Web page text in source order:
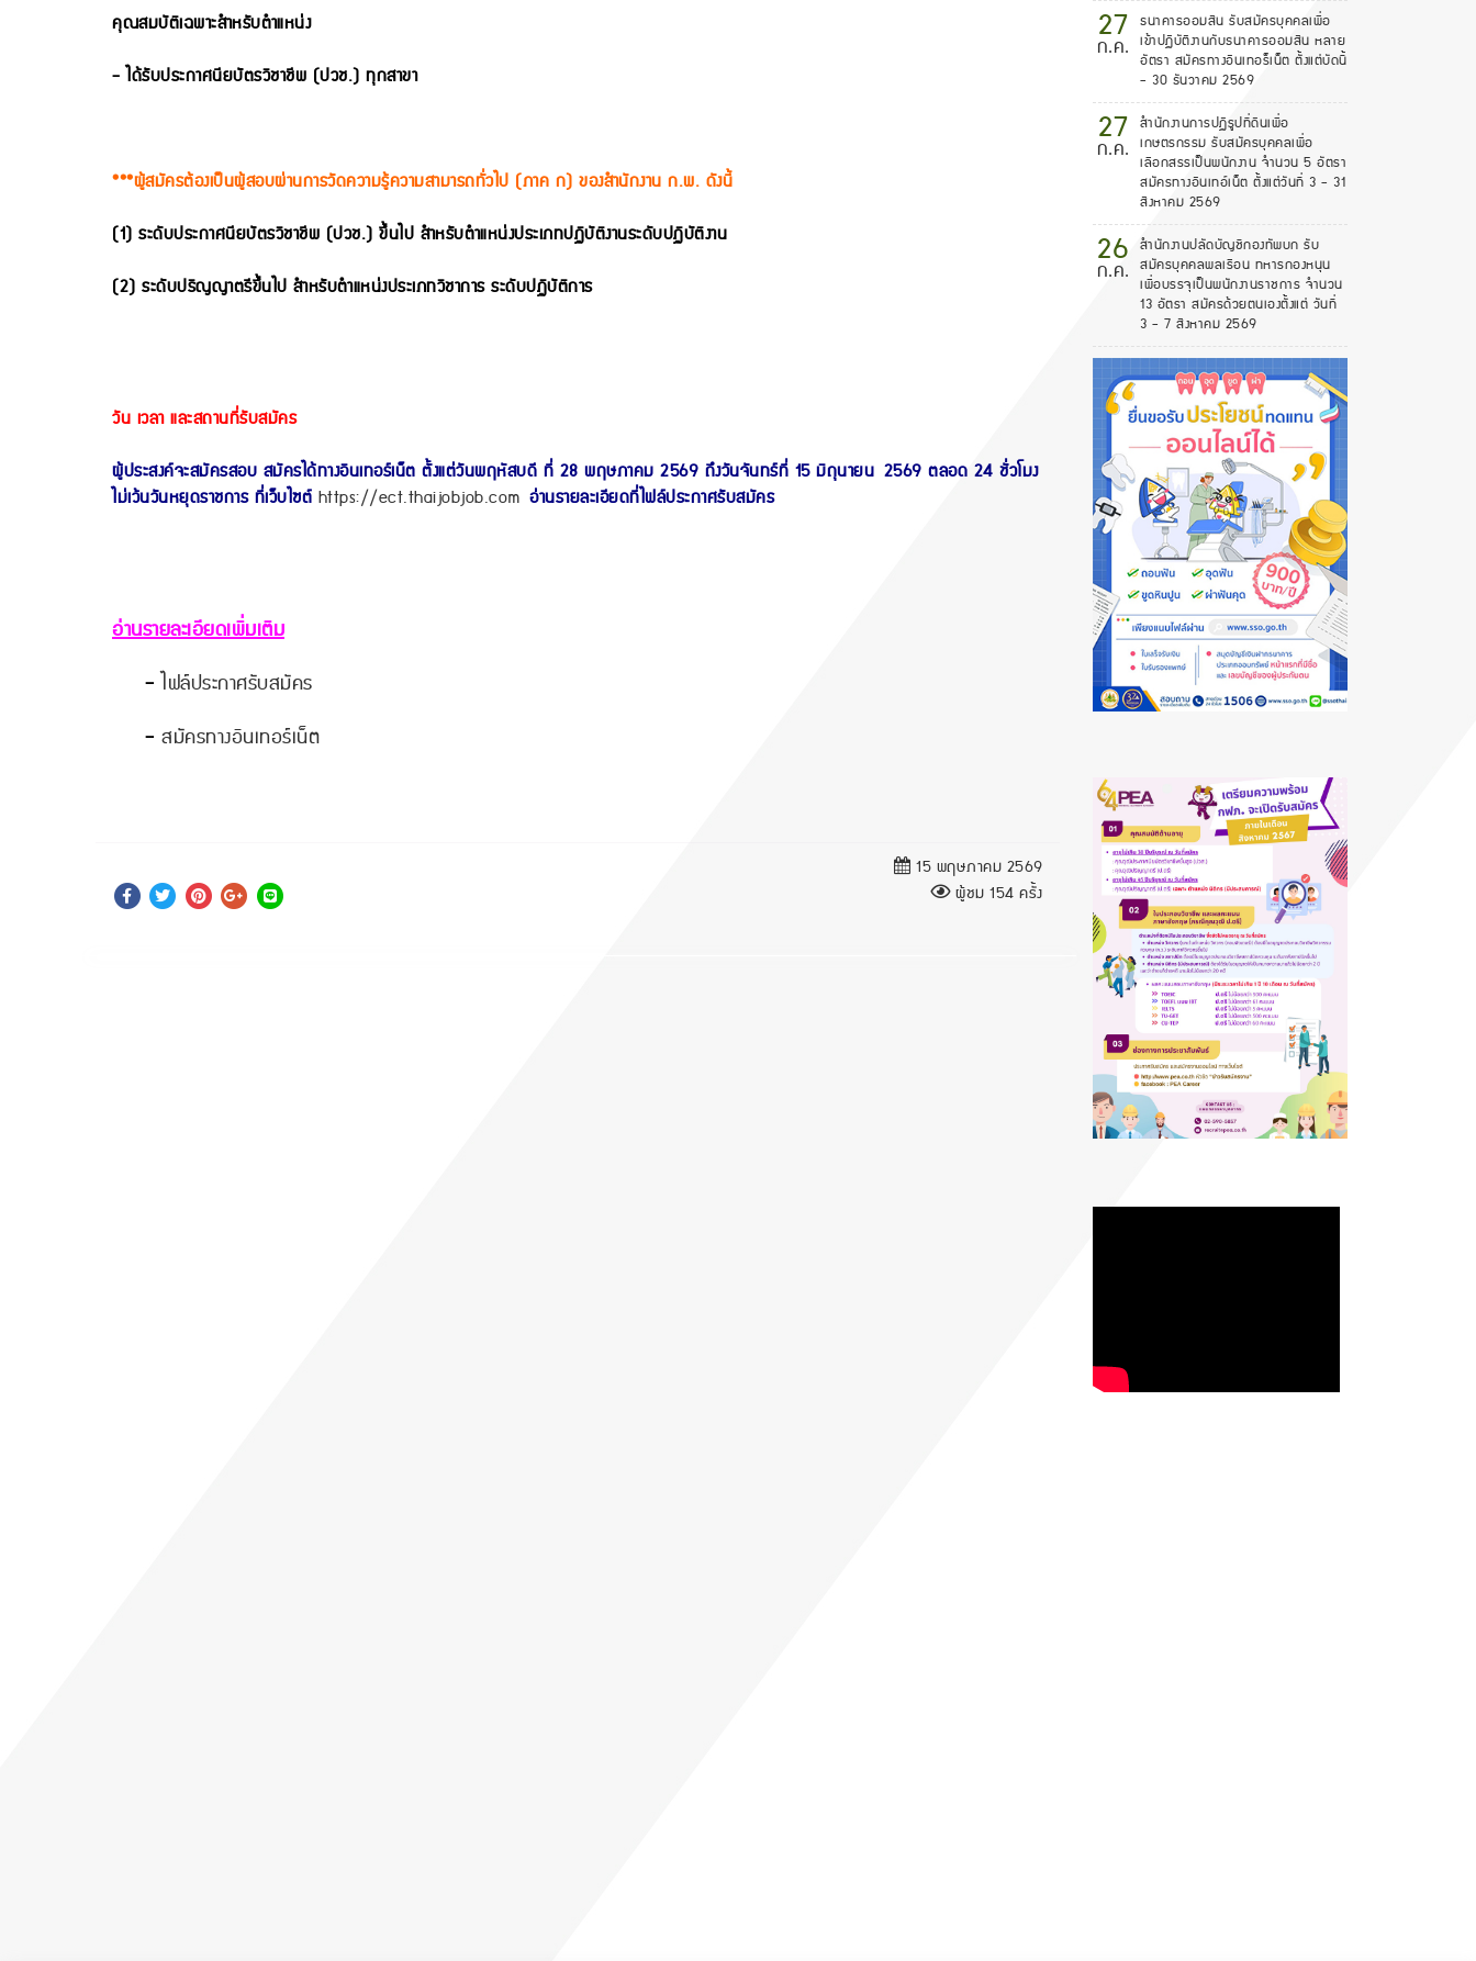
คุณสมบัติเฉพาะสำหรับตำแหน่ง
- ได้รับประกาศนียบัตรวิชาชีพ (ปวช.) ทุกสาขา
***ผู้สมัครต้องเป็นผู้สอบผ่านการวัดความรู้ความสามารถทั่วไป (ภาค ก) ของสำนักงาน ก.พ. ดังนี้
(1) ระดับประกาศนียบัตรวิชาชีพ (ปวช.) ขึ้นไป สำหรับตำแหน่งประเภทปฏิบัติงานระดับปฏิบัติงาน
(2) ระดับปริญญาตรีขึ้นไป สำหรับตำแหน่งประเภทวิชาการ ระดับปฏิบัติการ
วัน เวลา และสถานที่รับสมัคร
ผู้ประสงค์จะสมัครสอบ สมัครได้ทางอินเทอร์เน็ต ตั้งแต่วันพฤหัสบดี ที่ 28 พฤษภาคม 2569 ถึงวันจันทร์ที่ 15 มิถุนายน 2569 ตลอด 24 ชั่วโมง
ไม่เว้นวันหยุดราชการ ที่เว็บไซต์ https://ect.thaijobjob.com อ่านรายละเอียดที่ไฟล์ประกาศรับสมัคร
อ่านรายละเอียดเพิ่มเติม
-ไฟล์ประกาศรับสมัคร
- สมัครทางอินเทอร์เน็ต
15 พฤษภาคม 2569
ผู้ชม 154 ครั้ง
27
ก.ค.
ธนาคารออมสิน รับสมัครบุคคลเพื่อ
เข้าปฏิบัติงานกับธนาคารออมสิน หลาย
อัตรา สมัครทางอินเทอร็เน็ต ตั้งแต่บัดนี้
- 30 ธันวาคม 2569
27
ก.ค.
สำนักงานการปฏิรูปที่ดินเพื่อ
เกษตรกรรม รับสมัครบุคคลเพื่อ
เลือกสรรเป็นพนักงาน จำนวน 5 อัตรา
สมัครทางอินเทอ์เน็ต ตั้งแต่วันที่ 3 - 31
สิงหาคม 2569
26
ก.ค.
สำนักงานปลัดบัญชีกองทัพบก รับ
สมัครบุคคลพลเรือน ทหารกองหนุน
เพื่อบรรจุเป็นพนักงานราชการ จำนวน
13 อัตรา สมัครด้วยตนเองตั้งแต่ วันที่
3 - 7 สิงหาคม 2569